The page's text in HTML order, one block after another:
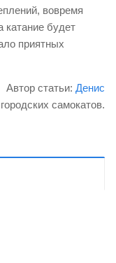
вовремя
катание будет
приятных
Автор статьи: Денис
самокатов.